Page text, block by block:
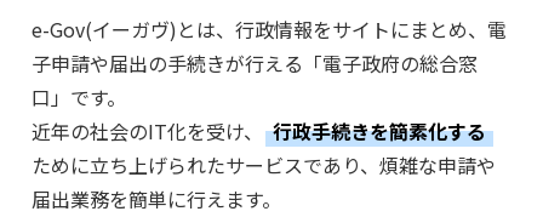
e-Gov(イーガヴ)とは、行政情報をサイトにまとめ、電
子申請や届出の手続きが行える「電子政府の総合窓
口」です。
近年の社会のIT化を受け、
行政手続きを簡素化する
ために立ち上げられたサービスであり、煩雑な申請や
届出業務を簡単に行えます。